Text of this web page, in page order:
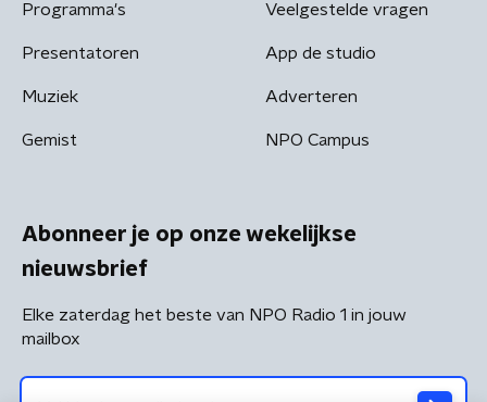
Programma's
Presentatoren
Muziek
Gemist
Veelgestelde vragen
App de studio
Adverteren
NPO Campus
Abonneer je op onze wekelijkse
nieuwsbrief
Elke zaterdag het beste van NPO Radio 1 in jouw
mailbox